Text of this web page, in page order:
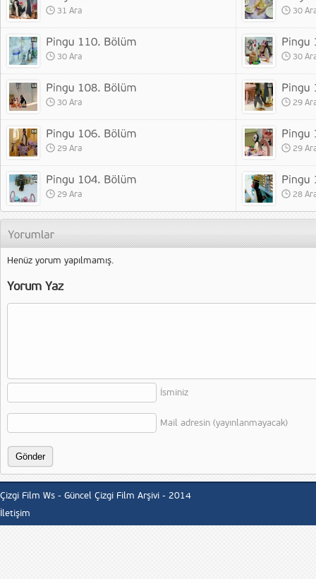
31 Ara 30
30 Ara 30
30 Ara 29
29 Ara 29
29 Ara 28
Henüz yorum yapılmamış.
Yorum Yaz
İsminiz
Mail adresin (yayınlanmayacak)
Çizgi Film Ws - Güncel Çizgi Film Arşivi - 2014
İletişim